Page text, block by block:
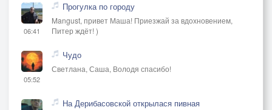
06:41
Прогулка по городу
Mangust, привет Маша! Приезжай за вдохновением,
Питер ждёт! )
05:52
Чудо
Светлана, Саша, Володя спасибо!
На Дерибасовской открылася пивная